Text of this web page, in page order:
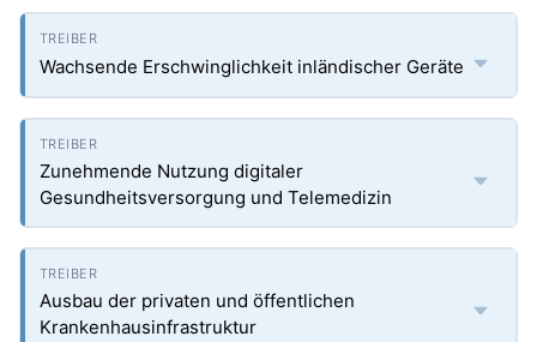
Wachsende Erschwinglichkeit inländischer Geräte
Zunehmende Nutzung digitaler
Gesundheitsversorgung und Telemedizin
Ausbau der privaten und öffentlichen
Krankenhausinfrastruktur